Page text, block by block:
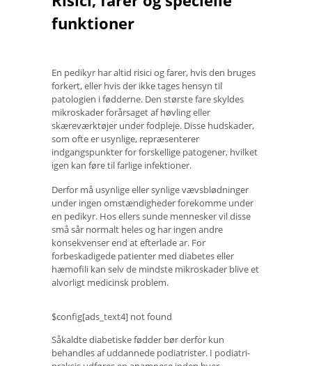
funktioner
En pedikyr har altid risici og farer, hvis den bruges
forkert, eller hvis der ikke tages hensyn til
patologien i fødderne. Den største fare skyldes
mikroskader forårsaget af høvling eller
skæreværktøjer under fodpleje. Disse hudskader,
som ofte er usynlige, repræsenterer
indgangspunkter for forskellige patogener, hvilket
igen kan føre til farlige infektioner.
Derfor må usynlige eller synlige vævsblødninger
under ingen omstændigheder forekomme under
en pedikyr. Hos ellers sunde mennesker vil disse
små sår normalt heles og har ingen andre
konsekvenser end at efterlade ar. For
forbeskadigede patienter med diabetes eller
hæmofili kan selv de mindste mikroskader blive et
alvorligt medicinsk problem.
$config[ads_text4] not found
Såkaldte diabetiske fødder bør derfor kun
behandles af uddannede podiatrister. I podiatri-